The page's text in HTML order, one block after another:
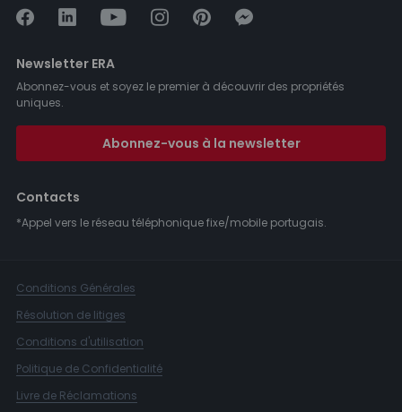
Newsletter ERA
Abonnez-vous et soyez le premier à découvrir des propriétés
uniques.
Abonnez-vous à la newsletter
Contacts
*Appel vers le réseau téléphonique fixe/mobile portugais.
Conditions Générales
Résolution de litiges
Conditions d'utilisation
Politique de Confidentialité
Livre de Réclamations